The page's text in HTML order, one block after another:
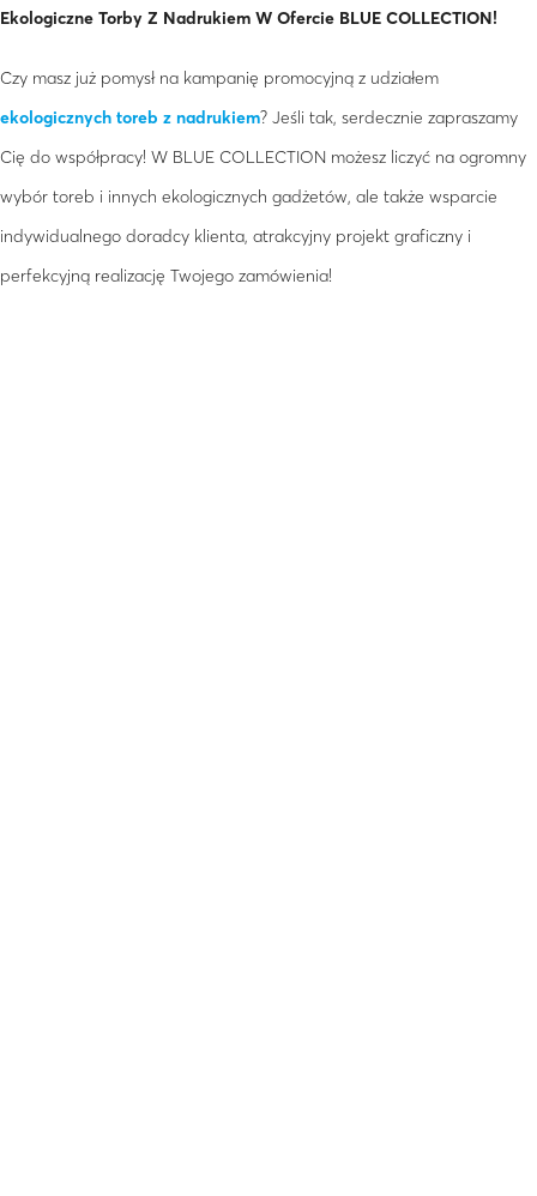
Ekologiczne Torby Z Nadrukiem W Ofercie BLUE COLLECTION!
Czy masz już pomysł na kampanię promocyjną z udziałem
ekologicznych toreb z nadrukiem? Jeśli tak, serdecznie zapraszamy
Cię do współpracy! W BLUE COLLECTION możesz liczyć na ogromny
wybór toreb i innych ekologicznych gadżetów, ale także wsparcie
indywidualnego doradcy klienta, atrakcyjny projekt graficzny i
perfekcyjną realizację Twojego zamówienia!